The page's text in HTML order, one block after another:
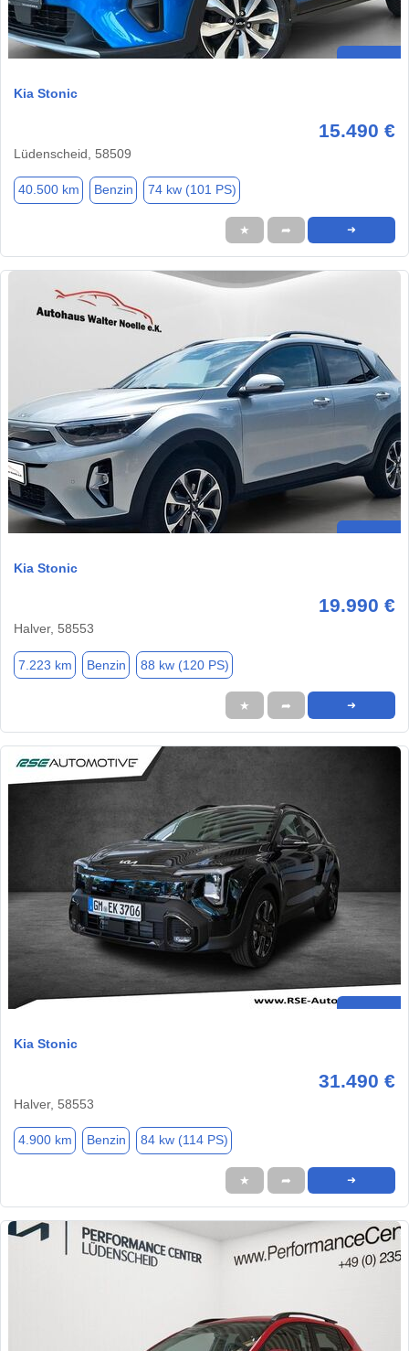
Kia Stonic
15.490 €
Lüdenscheid, 58509
40.500 km Benzin 74 kw (101 PS)
★ ➦ ➜
Kia Stonic
19.990 €
Halver, 58553
7.223 km Benzin 88 kw (120 PS)
★ ➦ ➜
Kia Stonic
31.490 €
Halver, 58553
4.900 km Benzin 84 kw (114 PS)
★ ➦ ➜